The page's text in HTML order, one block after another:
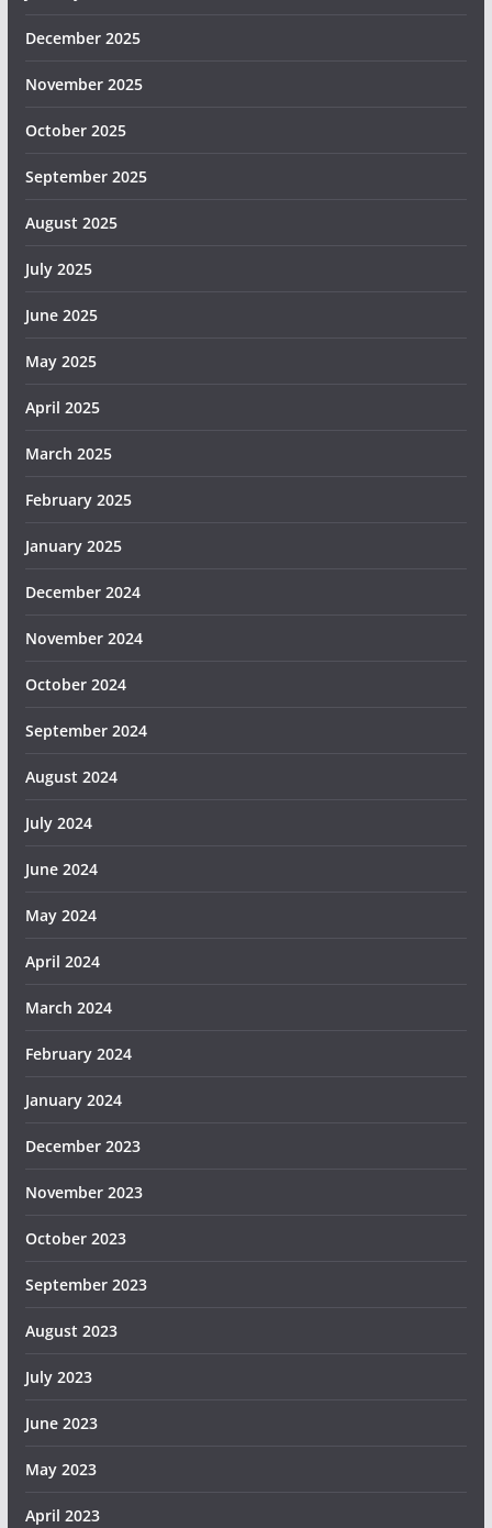
December 2025
November 2025
October 2025
September 2025
August 2025
July 2025
June 2025
May 2025
April 2025
March 2025
February 2025
January 2025
December 2024
November 2024
October 2024
September 2024
August 2024
July 2024
June 2024
May 2024
April 2024
March 2024
February 2024
January 2024
December 2023
November 2023
October 2023
September 2023
August 2023
July 2023
June 2023
May 2023
April 2023